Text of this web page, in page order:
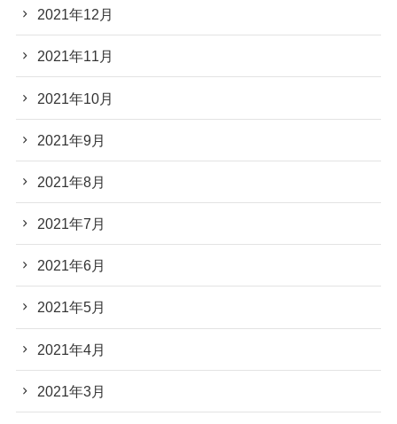
2021年12月
2021年11月
2021年10月
2021年9月
2021年8月
2021年7月
2021年6月
2021年5月
2021年4月
2021年3月